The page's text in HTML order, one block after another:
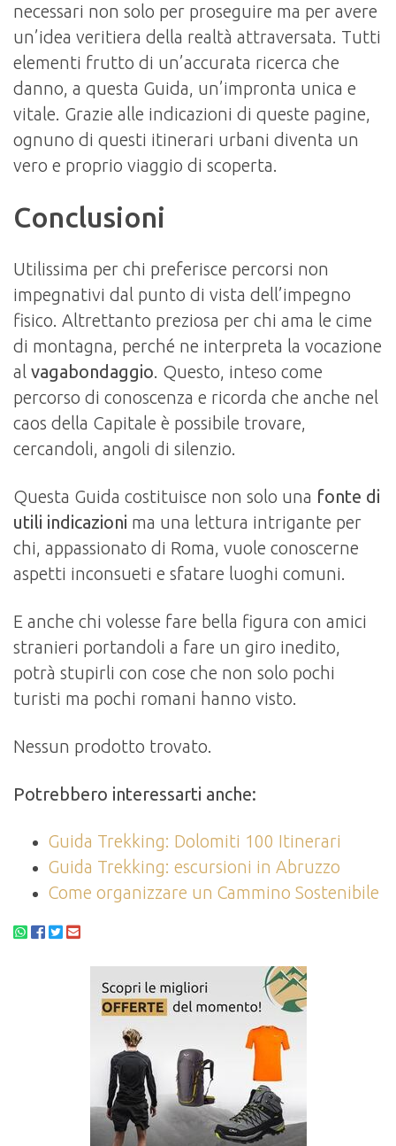
necessari non solo per proseguire ma per avere
un’idea veritiera della realtà attraversata. Tutti
elementi frutto di un’accurata ricerca che
danno, a questa Guida, un’impronta unica e
vitale. Grazie alle indicazioni di queste pagine,
ognuno di questi itinerari urbani diventa un
vero e proprio viaggio di scoperta.
Conclusioni
Utilissima per chi preferisce percorsi non
impegnativi dal punto di vista dell’impegno
fisico. Altrettanto preziosa per chi ama le cime
di montagna, perché ne interpreta la vocazione
al vagabondaggio. Questo, inteso come
percorso di conoscenza e ricorda che anche nel
caos della Capitale è possibile trovare,
cercandoli, angoli di silenzio.
Questa Guida costituisce non solo una fonte di
utili indicazioni ma una lettura intrigante per
chi, appassionato di Roma, vuole conoscerne
aspetti inconsueti e sfatare luoghi comuni.
E anche chi volesse fare bella figura con amici
stranieri portandoli a fare un giro inedito,
potrà stupirli con cose che non solo pochi
turisti ma pochi romani hanno visto.
Nessun prodotto trovato.
Potrebbero interessarti anche:
Guida Trekking: Dolomiti 100 Itinerari
Guida Trekking: escursioni in Abruzzo
Come organizzare un Cammino Sostenibile